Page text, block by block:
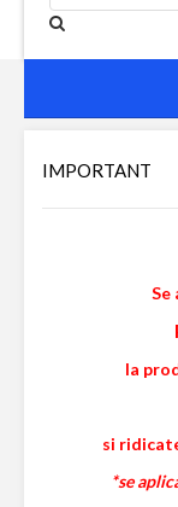
Productie
Contact
IMPORTANT
Se
la
si
*se